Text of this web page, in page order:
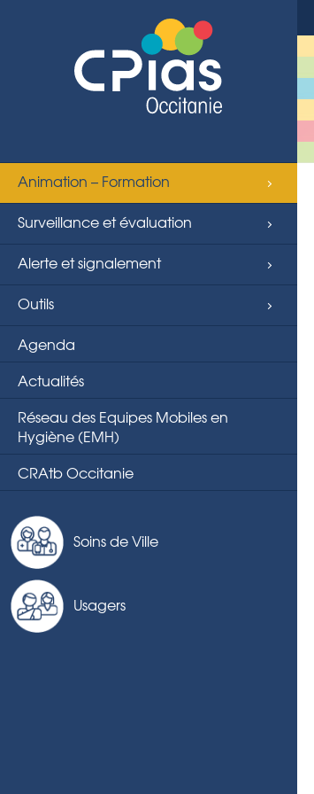
Animation – Formation
Surveillance et évaluation
Alerte et signalement
Outils
Agenda
Actualités
Réseau des Equipes Mobiles en
Hygiène (EMH)
CRAtb Occitanie
Soins de Ville
Usagers